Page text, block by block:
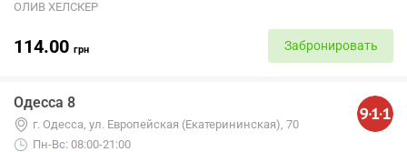
ОЛИВ ХЕЛСКЕР
114.00 грн Забронировать
Одесса 8
г. Одесса, ул. Европейская (Екатерининская), 70
Пн-Вс: 08:00-21:00